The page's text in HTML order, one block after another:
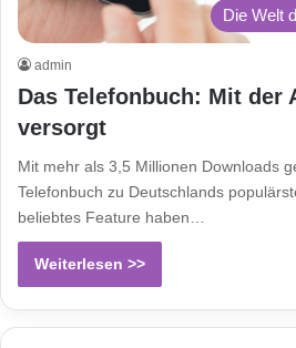
Die Welt
admin
Das Telefonbuch: Mit der
versorgt
Mit mehr als 3,5 Millionen Downloads
Telefonbuch zu Deutschlands
beliebtes Feature haben…
Weiterlesen >>